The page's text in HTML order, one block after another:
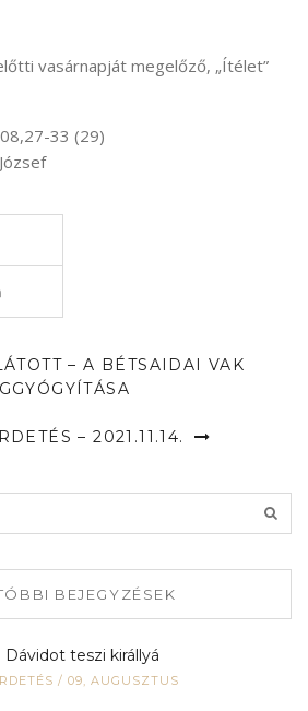
vasárnapját megelőző, „Ítélet”
33 (29)
– A BÉTSAIDAI VAK
– 2021.11.14.
BEJEGYZÉSEK
Dávidot teszi királlyá
/ 09, AUGUSZTUS